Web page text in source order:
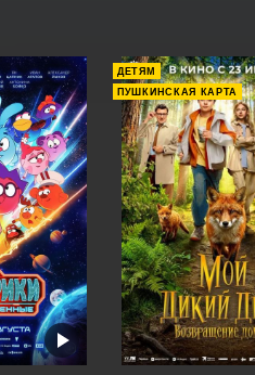
ДЕТЯМ
ПУШКИНСКАЯ КАРТА